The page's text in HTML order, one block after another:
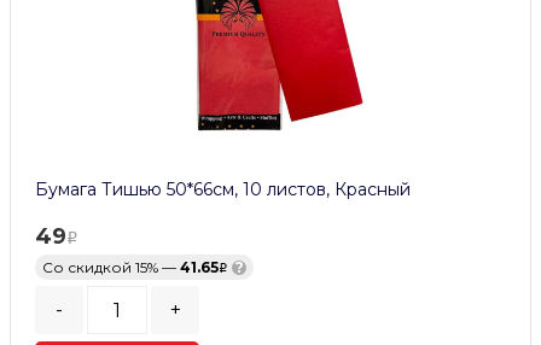
Бумага Тишью 50*66см, 10 листов, Красный
49
Со скидкой 15% — 41.65 ?
- +